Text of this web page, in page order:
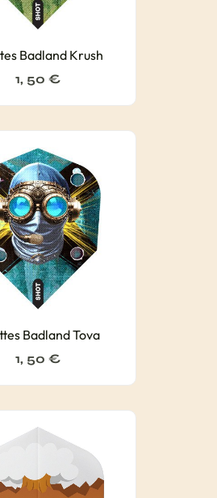
Badland Krush
1, 50€
Badland Tova
1, 50€